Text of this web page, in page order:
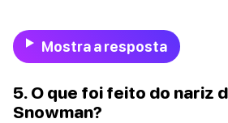
Mostra a resposta
5. O que foi feito do nariz
Snowman?